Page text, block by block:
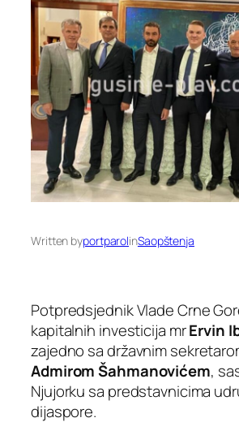
Written byportparolinSaopštenja
Potpredsjednik Vlade Crne
kapitalnih investicija mrErvin
zajedno sa državnim
Admirom Šahmanovićem,
Njujorku sa predstavnicima
dijaspore.